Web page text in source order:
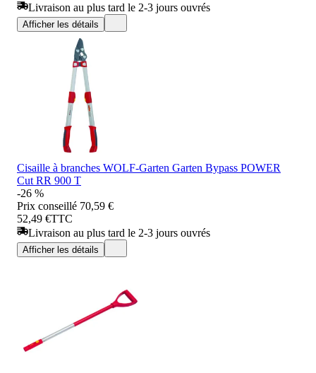
Livraison au plus tard le 2-3 jours ouvrés
Afficher les détails
Cisaille à branches WOLF-Garten Garten Bypass POWER
Cut RR 900 T
-26 %
Prix conseillé 70,59 €
52,49 €TTC
Livraison au plus tard le 2-3 jours ouvrés
Afficher les détails